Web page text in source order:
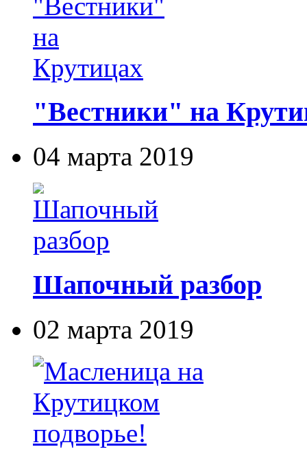
"Вестники" на
04 марта 2019
Шапочный разбор
02 марта 2019